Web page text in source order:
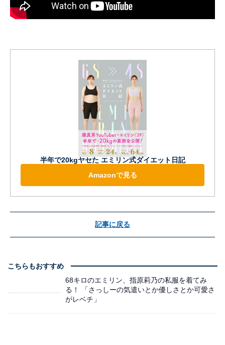
半年で20kgヤセた エミリン式ダイエット日記
Amazonで見る
記事に戻る
こちらもおすすめ
68キロのエミリン、指原莉乃の私服を着てみ
る！ 「さっしーの気遣いとか優しさとか可愛さ
がレベチ」